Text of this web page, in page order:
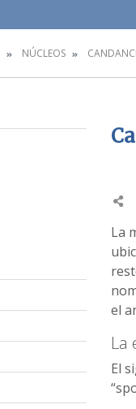
NÚCLEOS
La
el
La
El